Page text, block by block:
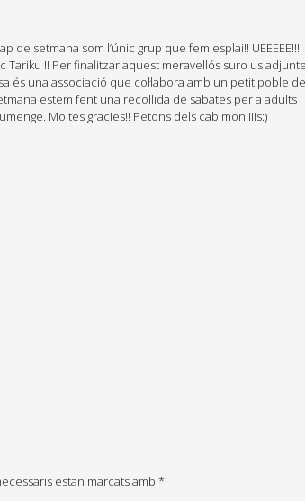
de setmana som l’únic grup que fem esplai!!
Tariku !! Per finalitzar aquest meravellós suro us
és una associació que col·labora amb un petit poble
estem fent una recollida de sabates per a
Moltes gracies!! Petons dels cabimoniiiis:)
estan marcats amb *